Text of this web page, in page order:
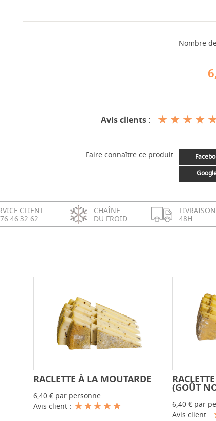
Nombre
Avis clients :
Faire connaître ce produit :
CLIENT
46 32 62
CHAÎNE
DU FROID
LIVRAISON
48H
- +
RACLETTE À LA MOUTARDE
6,40 € par personne
Avis client :
(GOÛT
6,40 € par
Avis client :